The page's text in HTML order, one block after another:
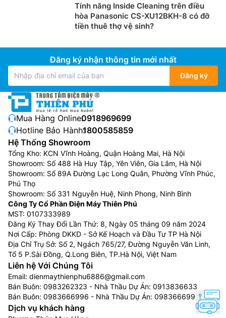
Tính năng Inside Cleaning trên điều
hòa Panasonic CS-XU12BKH-8 có đỡ
tiền thuê thợ vệ sinh?
Đăng ký nhận thông tin mới nhất
Đăng ký
Mua Hàng Online:0918969699
Hotline Bảo Hành:1800585859
Hệ Thống Showroom
Tổng Kho: KCN Vĩnh Hoàng, Quận Hoàng Mai, Hà Nội
Showroom: Số 488 Hà Huy Tập, Yên Viên, Gia Lâm, Hà Nội
Showroom: Số 89A Đường Lạc Long Quân, Phường Vĩnh Phúc,
Phú Thọ
Showroom: Số 331 Nguyễn Huệ, Ninh Phong, Ninh Bình
Công Ty Cổ Phần Điện Máy Thiên Phú
MST: 0107333989
Đăng Ký Thay Đổi Lần Thứ: 8, Ngày 05 tháng 09 năm 2024
Nơi Cấp: Phòng DKKD - Sở Kế Hoạch và Đầu Tư TP Hà Nội
Địa Chỉ Trụ Sở: Số 2, Ngách 765/27, Đường Nguyễn Văn Linh,
Tổ 5 P.Sài Đồng, Q.Long Biên, TP.Hà Nội, Việt Nam
Liên hệ Với Chúng Tôi
Email: dienmaythienphu6886@gmail.com
Bán Buôn: 0983262323 - Nhà Thầu Dự Án: 0913836633
Bán Buôn: 0983666996 - Nhà Thầu Dự Án: 0983666996
Dịch vụ khách hàng